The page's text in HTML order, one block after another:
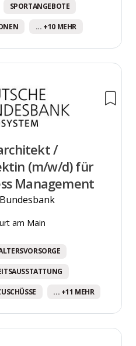
SPORTANGEBOTE
... +10 MEHR
/
(m/w/d) für
Management
am Main
... +11 MEHR